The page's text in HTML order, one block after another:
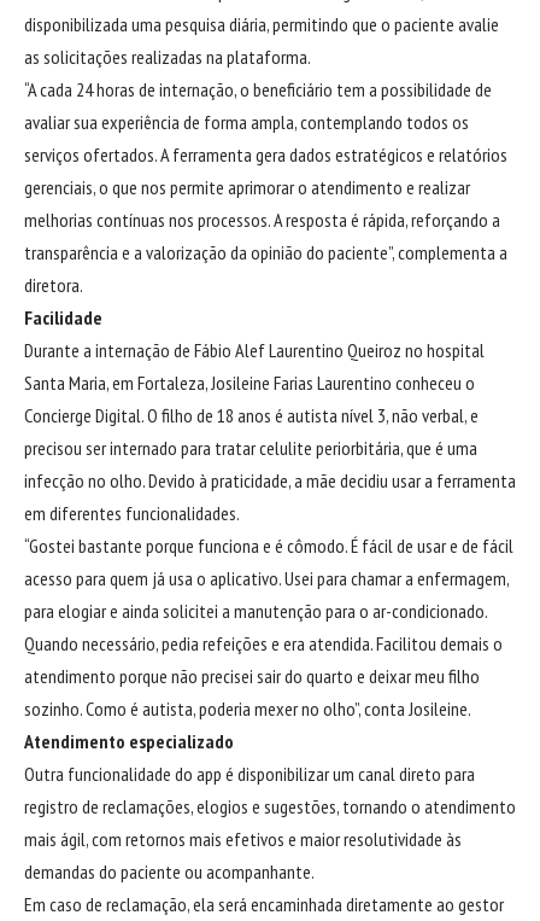
disponibilizada uma pesquisa diária, permitindo que o paciente avalie
as solicitações realizadas na plataforma.
“A cada 24 horas de internação, o beneficiário tem a possibilidade de
avaliar sua experiência de forma ampla, contemplando todos os
serviços ofertados. A ferramenta gera dados estratégicos e relatórios
gerenciais, o que nos permite aprimorar o atendimento e realizar
melhorias contínuas nos processos. A resposta é rápida, reforçando a
transparência e a valorização da opinião do paciente”, complementa a
diretora.
Facilidade
Durante a internação de Fábio Alef Laurentino Queiroz no hospital
Santa Maria, em Fortaleza, Josileine Farias Laurentino conheceu o
Concierge Digital. O filho de 18 anos é autista nível 3, não verbal, e
precisou ser internado para tratar celulite periorbitária, que é uma
infecção no olho. Devido à praticidade, a mãe decidiu usar a ferramenta
em diferentes funcionalidades.
“Gostei bastante porque funciona e é cômodo. É fácil de usar e de fácil
acesso para quem já usa o aplicativo. Usei para chamar a enfermagem,
para elogiar e ainda solicitei a manutenção para o ar-condicionado.
Quando necessário, pedia refeições e era atendida. Facilitou demais o
atendimento porque não precisei sair do quarto e deixar meu filho
sozinho. Como é autista, poderia mexer no olho”, conta Josileine.
Atendimento especializado
Outra funcionalidade do app é disponibilizar um canal direto para
registro de reclamações, elogios e sugestões, tornando o atendimento
mais ágil, com retornos mais efetivos e maior resolutividade às
demandas do paciente ou acompanhante.
Em caso de reclamação, ela será encaminhada diretamente ao gestor